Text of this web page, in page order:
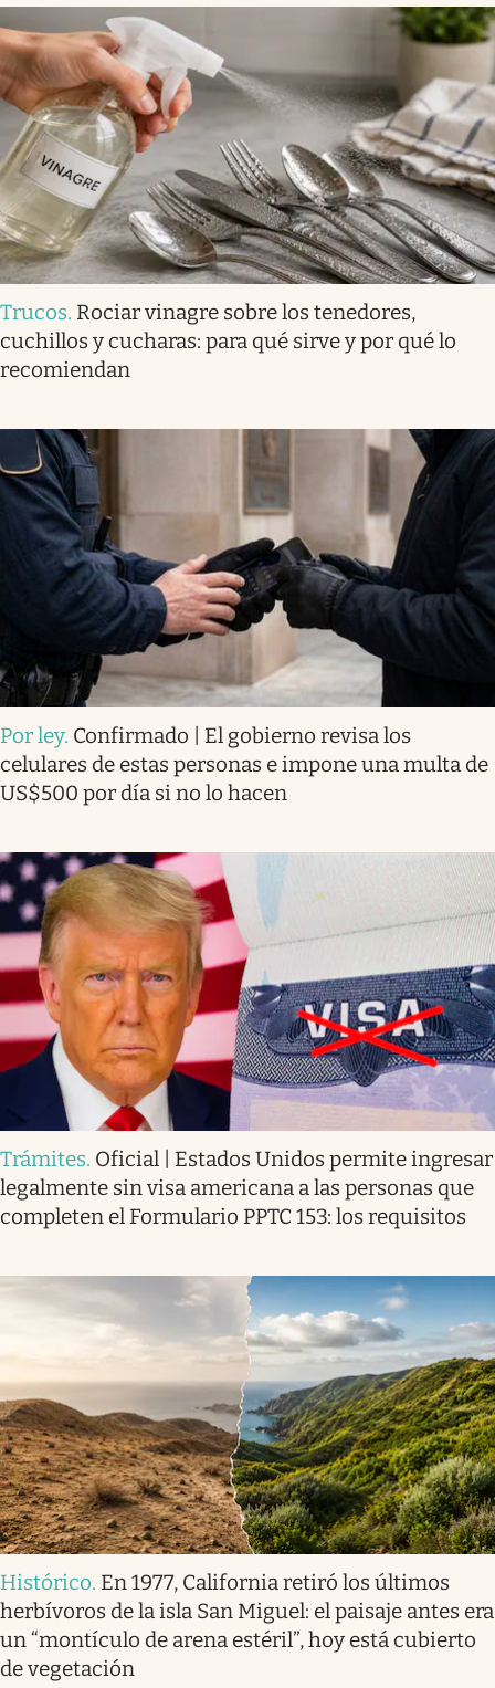
Trucos. Rociar vinagre sobre los tenedores,
cuchillos y cucharas: para qué sirve y por qué lo
recomiendan
Por ley. Confirmado | El gobierno revisa los
celulares de estas personas e impone una multa de
US$500 por día si no lo hacen
Trámites. Oficial | Estados Unidos permite ingresar
legalmente sin visa americana a las personas que
completen el Formulario PPTC 153: los requisitos
Histórico. En 1977, California retiró los últimos
herbívoros de la isla San Miguel: el paisaje antes era
un “montículo de arena estéril”, hoy está cubierto
de vegetación